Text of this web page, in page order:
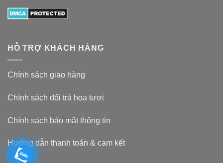
HỖ TRỢ KHÁCH HÀNG
Chính sách giao hàng
Chính sách đổi trả hoa tươi
Chính sách bảo mật thông tin
Hướng dẫn thanh toán & cam kết